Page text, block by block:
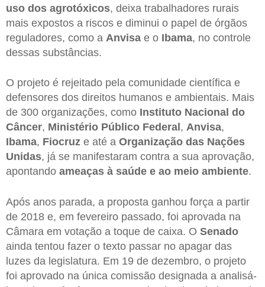
uso dos agrotóxicos, deixa trabalhadores rurais
mais expostos a riscos e diminui o papel de órgãos
reguladores, como a Anvisa e o Ibama, no controle
dessas substâncias.
O projeto é rejeitado pela comunidade científica e
defensores dos direitos humanos e ambientais. Mais
de 300 organizações, como Instituto Nacional do
Câncer, Ministério Público Federal , Anvisa,
Ibama, Fiocruz e até a Organização das Nações
Unidas, já se manifestaram contra a sua aprovação,
apontando ameaças à saúde e ao meio ambiente.
Após anos parada, a proposta ganhou força a partir
de 2018 e, em fevereiro passado, foi aprovada na
Câmara em votação a toque de caixa. O Senado
ainda tentou fazer o texto passar no apagar das
luzes da legislatura. Em 19 de dezembro, o projeto
foi aprovado na única comissão designada a analisá-